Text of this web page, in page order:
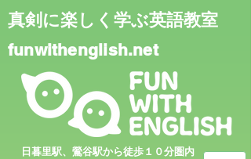
真剣に楽しく学ぶ英語教室
funwithenglish.net
日暮里駅、鶯谷駅から徒歩１０分圏内